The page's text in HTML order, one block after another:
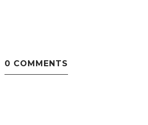
0 COMMENTS